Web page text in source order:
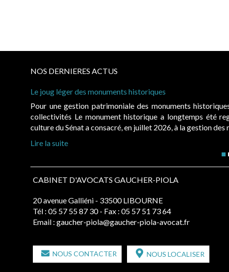
NOS DERNIERES ACTUS
Le joug léger des monuments historiques
Pour une gestion patrimoniale des monuments
collectivités Le monument historique a longtemps été
culture du Sénat a consacré, en juillet 2026, à la gestion des
Lire la suite
CABINET D'AVOCATS GAUCHER-PIOLA
20 avenue Galliéni - 33500 LIBOURNE
Tél : 05 57 55 87 30 - Fax : 05 57 51 73 64
Email : gaucher-piola@gaucher-piola-avocat.fr
NOUS CONTACTER NOUS LOCALISER